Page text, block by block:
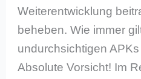
Weiterentwicklung
beheben. Wie immer
undurchsichtigen
Absolute Vorsicht! Im